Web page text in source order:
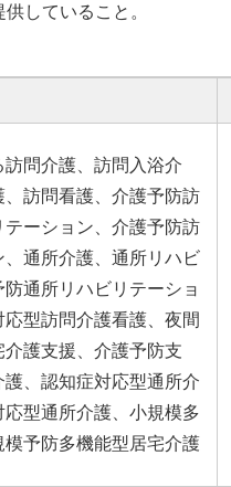
していること。
問介護、訪問入浴介
訪問看護、介護予防訪
ーション、介護予防訪
通所介護、通所リハビ
通所リハビリテーショ
型訪問介護看護、夜間
護支援、介護予防支
、認知症対応型通所介
型通所介護、小規模多
予防多機能型居宅介護